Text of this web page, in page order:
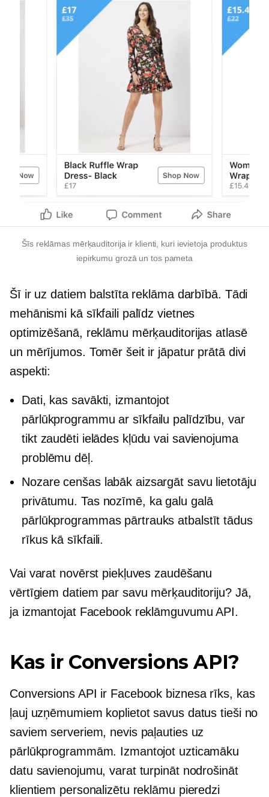
Šīs reklāmas mērķauditorija ir klienti, kuri ievietoja produktus
iepirkumu grozā un tos pameta
Šī ir uz datiem balstīta reklāma darbībā. Tādi
mehānismi kā sīkfaili palīdz vietnes
optimizēšanā, reklāmu mērķauditorijas atlasē
un mērījumos. Tomēr šeit ir jāpatur prātā divi
aspekti:
Dati, kas savākti, izmantojot
pārlūkprogrammu ar sīkfailu palīdzību, var
tikt zaudēti ielādes kļūdu vai savienojuma
problēmu dēļ.
Nozare cenšas labāk aizsargāt savu lietotāju
privātumu. Tas nozīmē, ka galu galā
pārlūkprogrammas pārtrauks atbalstīt tādus
rīkus kā sīkfaili.
Vai varat novērst piekļuves zaudēšanu
vērtīgiem datiem par savu mērķauditoriju? Jā,
ja izmantojat Facebook reklāmguvumu API.
Kas ir Conversions API?
Conversions API ir Facebook biznesa rīks, kas
ļauj uzņēmumiem koplietot savus datus tieši no
saviem serveriem, nevis paļauties uz
pārlūkprogrammām. Izmantojot uzticamāku
datu savienojumu, varat turpināt nodrošināt
klientiem personalizētu reklāmu pieredzi